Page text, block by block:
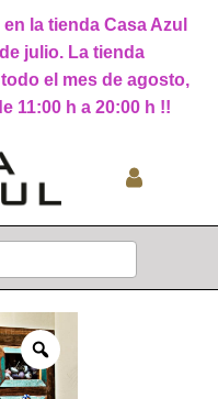
la tienda Casa Azul
julio. La tienda
el mes de agosto,
11:00 h a 20:00 h !!